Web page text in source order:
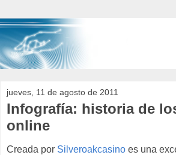
jueves, 11 de agosto de 2011
Infografía: historia de
online
Creada por Silveroakcasino es una